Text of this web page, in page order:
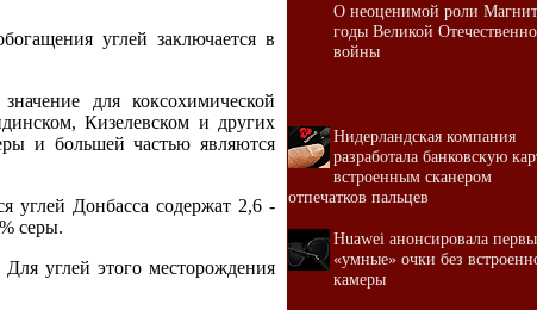
углей заключается в
для коксохимической
Кизелевском и других
и большей частью являются
углей Донбасса содержат 2,6 -
серы.
углей этого месторождения
О неоценимой роли
годы Великой
войны
Нидерландская компания
разработала банковскую
встроенным сканером
отпечатков пальцев
Huawei анонсировала
«умные» очки без
камеры